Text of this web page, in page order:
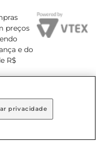
preços
e do
R$
privacidade